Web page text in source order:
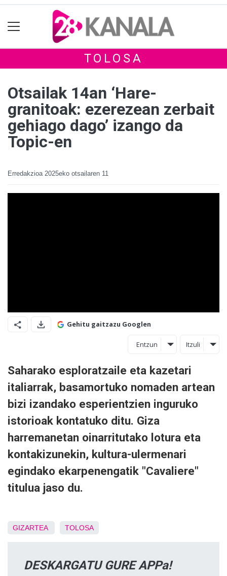
TOLOSA
Otsailak 14an ‘Hare-
granitoak: ezerezean zerbait
gehiago dago’ izango da
Topic-en
Erredakzioa 2025eko otsailaren 11
Gehitu gaitzazu Googlen
Entzun Itzuli
Saharako esploratzaile eta kazetari
italiarrak, basamortuko nomaden artean
bizi izandako esperientzien inguruko
istorioak kontatuko ditu. Giza
harremanetan oinarritutako lotura eta
kontakizunekin, kultura-ulermenari
egindako ekarpenengatik "Cavaliere"
titulua jaso du.
GIZARTEA TOLOSA
DESKARGATU GURE APPa!